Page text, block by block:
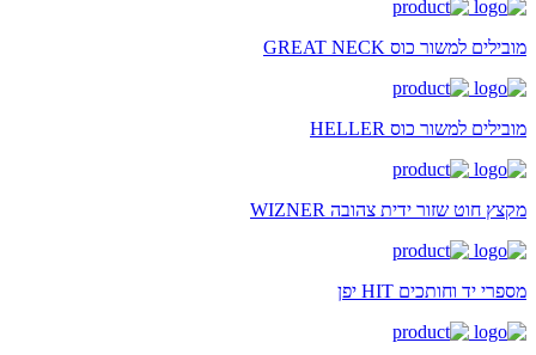
מובילים למשור כוס GREAT NECK
מובילים למשור כוס HELLER
מקצץ חוט שזור ידית צהובה WIZNER
מספרי יד וחותכים HIT יפן